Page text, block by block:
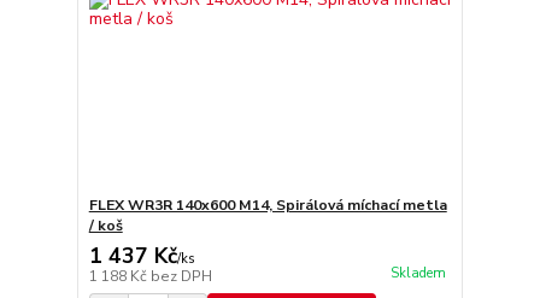
FLEX WR3R 140x600 M14, Spirálová míchací metla
/ koš
1 437 Kč/ks
1 188 Kč bez DPH Skladem